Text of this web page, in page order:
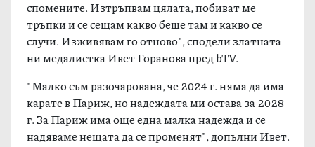
спомените. Изтръпвам цялата, побиват ме
тръпки и се сещам какво беше там и какво се
случи. Изживявам го отново", сподели златната
ни медалистка Ивет Горанова пред bTV.
"Малко съм разочарована, че 2024 г. няма да има
карате в Париж, но надеждата ми остава за 2028
г. За Париж има още една малка надежда и се
надяваме нещата да се променят", допълни Ивет.